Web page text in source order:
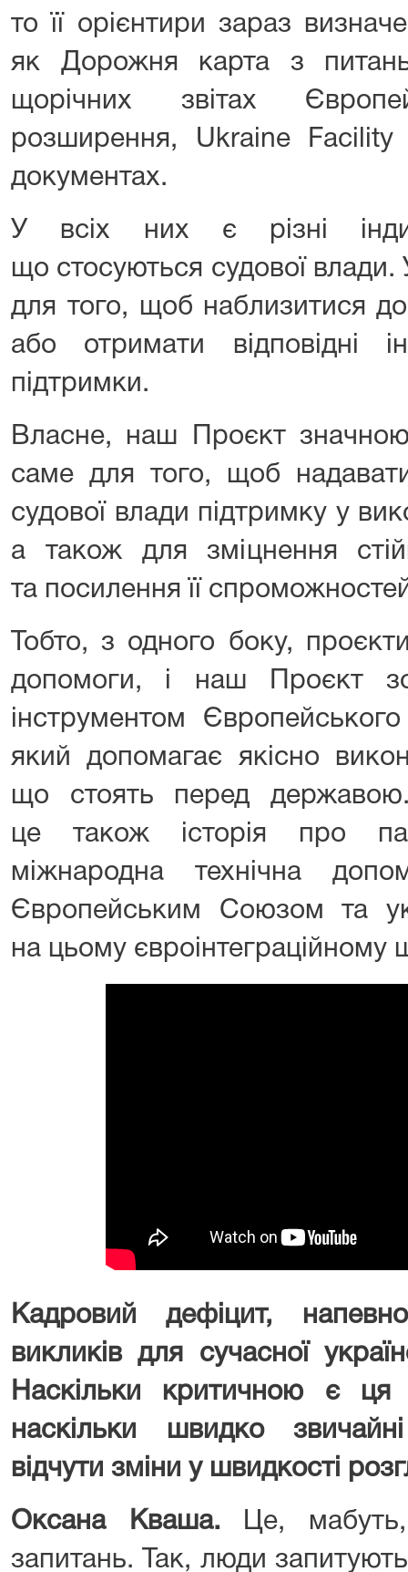
то її орієнтири зараз
як Дорожня карта з
щорічних звітах
розширення, Ukraine Facility
документах.
У всіх них є різні
що стосуються судової влади.
для того, щоб наблизитися
або отримати відповідні
підтримки.
Власне, наш Проєкт
саме для того, щоб
судової влади підтримку у
а також для зміцнення
та посилення її
Тобто, з одного боку,
допомоги, і наш Проєкт
інструментом
який допомагає якісно
що стоять перед
це також історія про
міжнародна технічна
Європейським Союзом та
на цьому євроінтеграційному
Кадровий дефіцит,
викликів для сучасної
Наскільки критичною є ця
наскільки швидко
відчути зміни у швидкості
Оксана Кваша. Це,
запитань. Так, люди